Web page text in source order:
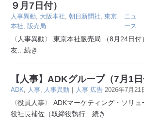
９月7日付）
人事異動, 大阪本社,朝日新聞社,東京
本社,販売局
｜ ニュ
ース
〈人事異動〉 東京本社販売局 （8月24
友 …続き
【人事】ADKグループ（7月1日
ADK, 人事, 人事異動 ｜ 人事 広告 2026年7月21
〈役員人事〉 ADKマーケティング・ソ
役社長補佐（取締役執行 …続き